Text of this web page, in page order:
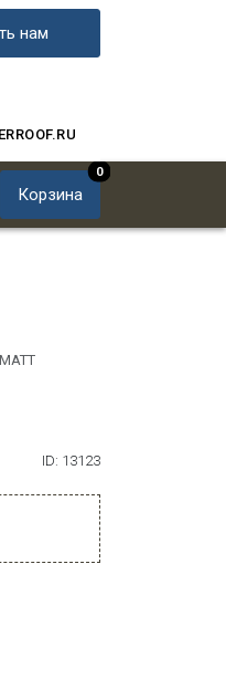
нам
Корзина
0
ID: 13123